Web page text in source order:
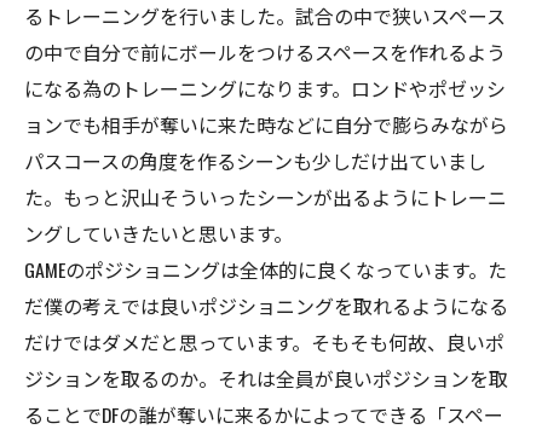
るトレーニングを行いました。試合の中で狭いスペース
の中で自分で前にボールをつけるスペースを作れるよう
になる為のトレーニングになります。ロンドやポゼッシ
ョンでも相手が奪いに来た時などに自分で膨らみながら
パスコースの角度を作るシーンも少しだけ出ていまし
た。もっと沢山そういったシーンが出るようにトレーニ
ングしていきたいと思います。
GAMEのポジショニングは全体的に良くなっています。た
だ僕の考えでは良いポジショニングを取れるようになる
だけではダメだと思っています。そもそも何故、良いポ
ジションを取るのか。それは全員が良いポジションを取
ることでDFの誰が奪いに来るかによってできる「スペー